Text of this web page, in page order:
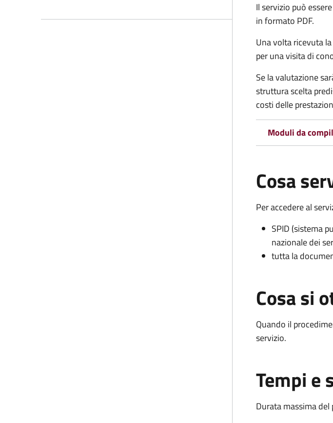
Il servizio può
in formato PDF.
Una volta ricevuta
per una visita di
Se la valutazione
struttura scelta
costi delle
Moduli da
Cosa
Per accedere al
SPID (sistema
nazionale dei
tutta la
Cosa si
Quando il
servizio.
Tempi e
Durata massima